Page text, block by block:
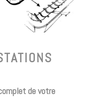
de votre